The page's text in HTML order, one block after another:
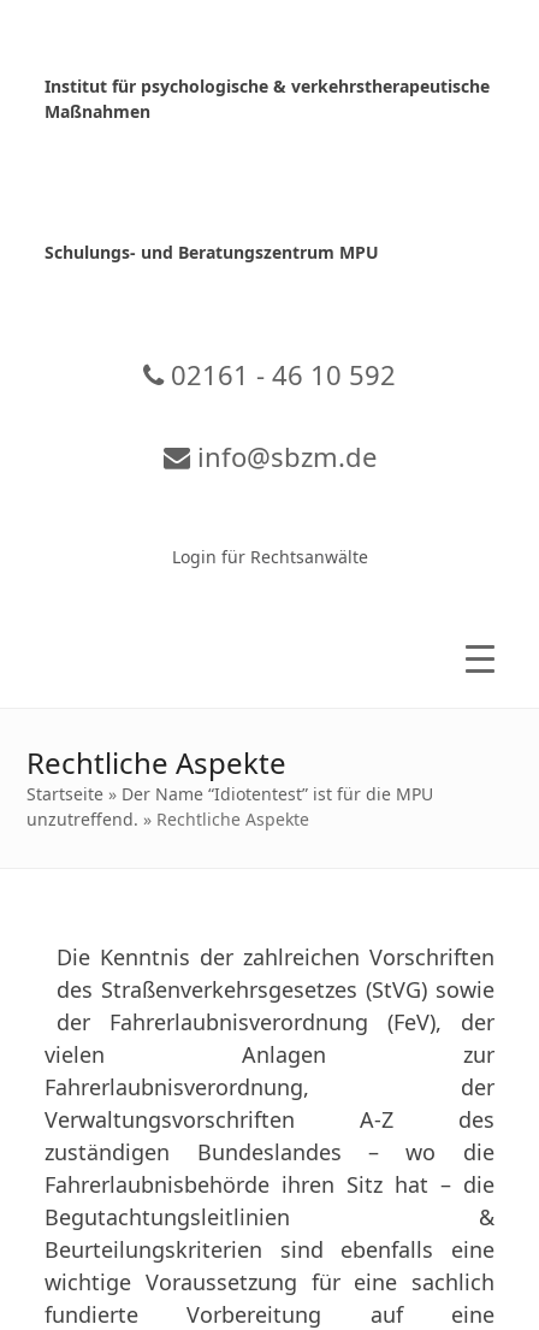
Institut für psychologische & verkehrstherapeutische
Maßnahmen
Schulungs- und Beratungszentrum MPU
02161 - 46 10 592
info@sbzm.de
Login für Rechtsanwälte
Rechtliche Aspekte
Startseite » Der Name “Idiotentest” ist für die MPU
unzutreffend. » Rechtliche Aspekte
Die Kenntnis der zahlreichen Vorschriften
des Straßenverkehrsgesetzes (StVG) sowie
der Fahrerlaubnisverordnung (FeV), der
vielen Anlagen zur
Fahrerlaubnisverordnung, der
Verwaltungsvorschriften A-Z des
zuständigen Bundeslandes – wo die
Fahrerlaubnisbehörde ihren Sitz hat – die
Begutachtungsleitlinien &
Beurteilungskriterien sind ebenfalls eine
wichtige Voraussetzung für eine sachlich
fundierte Vorbereitung auf eine